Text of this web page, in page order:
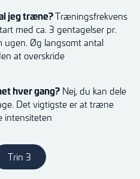
jeg træne?Træningsfrekvens
med ca. 3 gentagelser pr.
ugen. Øg langsomt antal
at overskride
hver gang? Nej, du kan dele
Det vigtigste er at træne
intensiteten
Trin 3